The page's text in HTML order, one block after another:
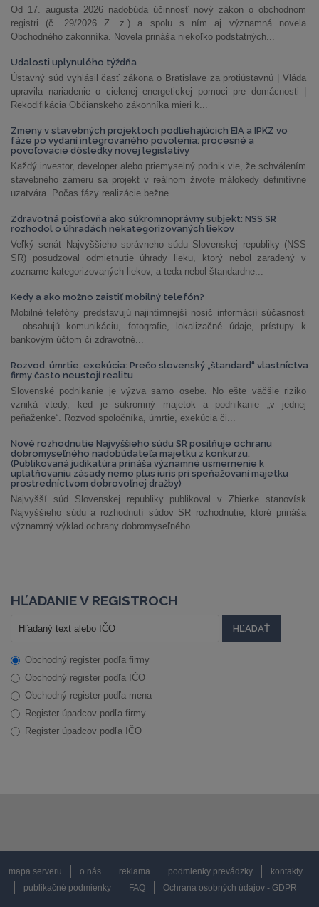
Od 17. augusta 2026 nadobúda účinnosť nový zákon o obchodnom
registri (č. 29/2026 Z. z.) a spolu s ním aj významná novela
Obchodného zákonníka. Novela prináša niekoľko podstatných...
Udalosti uplynulého týždňa
Ústavný súd vyhlásil časť zákona o Bratislave za protiústavnú | Vláda
upravila nariadenie o cielenej energetickej pomoci pre domácnosti |
Rekodifikácia Občianskeho zákonníka mieri k...
Zmeny v stavebných projektoch podliehajúcich EIA a IPKZ vo
fáze po vydaní integrovaného povolenia: procesné a
povoľovacie dôsledky novej legislatívy
Každý investor, developer alebo priemyselný podnik vie, že schválením
stavebného zámeru sa projekt v reálnom živote málokedy definitívne
uzatvára. Počas fázy realizácie bežne...
Zdravotná poisťovňa ako súkromnoprávny subjekt: NSS SR
rozhodol o úhradách nekategorizovaných liekov
Veľký senát Najvyššieho správneho súdu Slovenskej republiky (NSS
SR) posudzoval odmietnutie úhrady lieku, ktorý nebol zaradený v
zozname kategorizovaných liekov, a teda nebol štandardne...
Kedy a ako možno zaistiť mobilný telefón?
Mobilné telefóny predstavujú najintímnejší nosič informácií súčasnosti
– obsahujú komunikáciu, fotografie, lokalizačné údaje, prístupy k
bankovým účtom či zdravotné...
Rozvod, úmrtie, exekúcia: Prečo slovenský „štandard“ vlastníctva
firmy často neustojí realitu
Slovenské podnikanie je výzva samo osebe. No ešte väčšie riziko
vzniká vtedy, keď je súkromný majetok a podnikanie „v jednej
peňaženke“. Rozvod spoločníka, úmrtie, exekúcia či...
Nové rozhodnutie Najvyššieho súdu SR posilňuje ochranu
dobromyseľného nadobúdateľa majetku z konkurzu.
(Publikovaná judikatúra prináša významné usmernenie k
uplatňovaniu zásady nemo plus iuris pri speňažovaní majetku
prostredníctvom dobrovoľnej dražby)
Najvyšší súd Slovenskej republiky publikoval v Zbierke stanovísk
Najvyššieho súdu a rozhodnutí súdov SR rozhodnutie, ktoré prináša
významný výklad ochrany dobromyseľného...
HĽADANIE V REGISTROCH
Obchodný register podľa firmy
Obchodný register podľa IČO
Obchodný register podľa mena
Register úpadcov podľa firmy
Register úpadcov podľa IČO
mapa serveru o nás reklama podmienky prevádzky
kontakty
publikačné podmienky
FAQ Ochrana osobných údajov - GDPR